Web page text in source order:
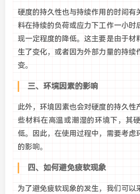
硬度的持久性也与持续作用的时间有
料在持续的负荷或应力下工作一小时
现一定程度的降低。这主要是由于材
生了变化，或者因为外部力量的持续
变。
三、环境因素的影响
此外，环境因素也会对硬度的持久性
些材料在高温或潮湿的环境下，其
低。因此，在使用过程中，需要考虑
的影响。
四、如何避免疲软现象
为了避免疲软现象的发生，我们可以